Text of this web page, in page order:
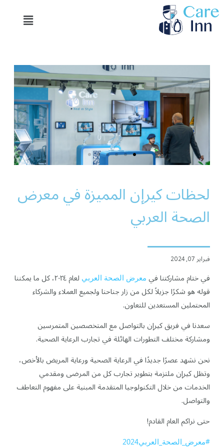
تخطي
إلى
المحتوى
Menu
لحظات كيرإن المميزة في معرض
الصحة العربي​
فبراير 07, 2024
في ختام مشاركتنا في معرض الصحة العربي
لعام ٢٠٢٤، كل ما يمكننا
قوله هو شكرًا جزيلاً لكل من زار جناحنا ولجميع العملاء والشركاء
المحتملين المستعدين للتعاون.
سعدنا في فريق كيرإن بالتواصل مع المتخصصين المتمرسين
ومشاركة مختلف التطورات الهائلة في تجارب الرعاية الصحية.
نحن نشهد عصرًا جديدًا في الرعاية الصحية ورعاية المريض بالأخص،
وتظل كيرإن ملتزمة بتطوير تجارب كل من المرضى ومقدمي
الخدمات من خلال التكنولوجيا المتقدمة المبنية على مفهوم التعاطف
والتواصل.
حتى نراكم العام القادم!
#معرض_الصحة_العربي2024